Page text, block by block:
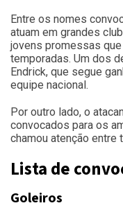
Entre os nomes
atuam em grandes
jovens promessas
temporadas. Um dos
Endrick, que segue
equipe nacional.
Por outro lado, o
convocados para os
chamou atenção
Lista de
Goleiros